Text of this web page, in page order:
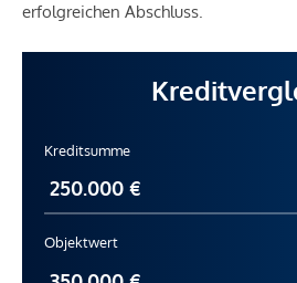
erfolgreichen Abschluss.
Kreditsumme
Objektwert